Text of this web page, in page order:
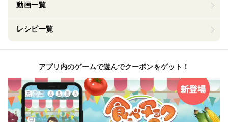
動画一覧
レシピ一覧
アプリ内のゲームで遊んでクーポンをゲット！